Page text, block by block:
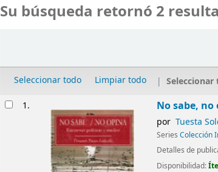
Su búsqueda retornó 2
Seleccionar todo Limpiar todo
Resultados
1. No sabe,
por Tuesta
SeriesColección
Detalles de
Disponibilidad: